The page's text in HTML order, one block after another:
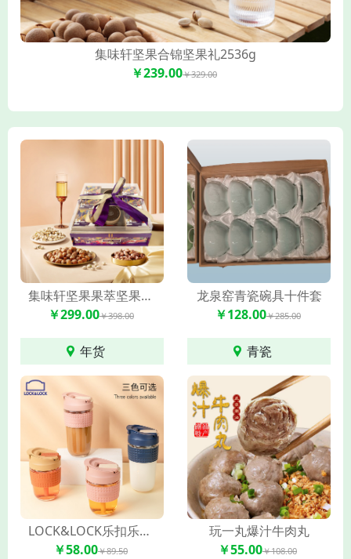
集味轩坚果合锦坚果礼2536g
￥239.00￥329.00
集味轩坚果果萃坚果礼2305g
￥299.00￥398.00
年货
龙泉窑青瓷碗具十件套
￥128.00￥285.00
青瓷
LOCK&LOCK乐扣乐扣啵啵杯LLG613 350ml
￥58.00￥89.50
玩一丸爆汁牛肉丸
￥55.00￥108.00